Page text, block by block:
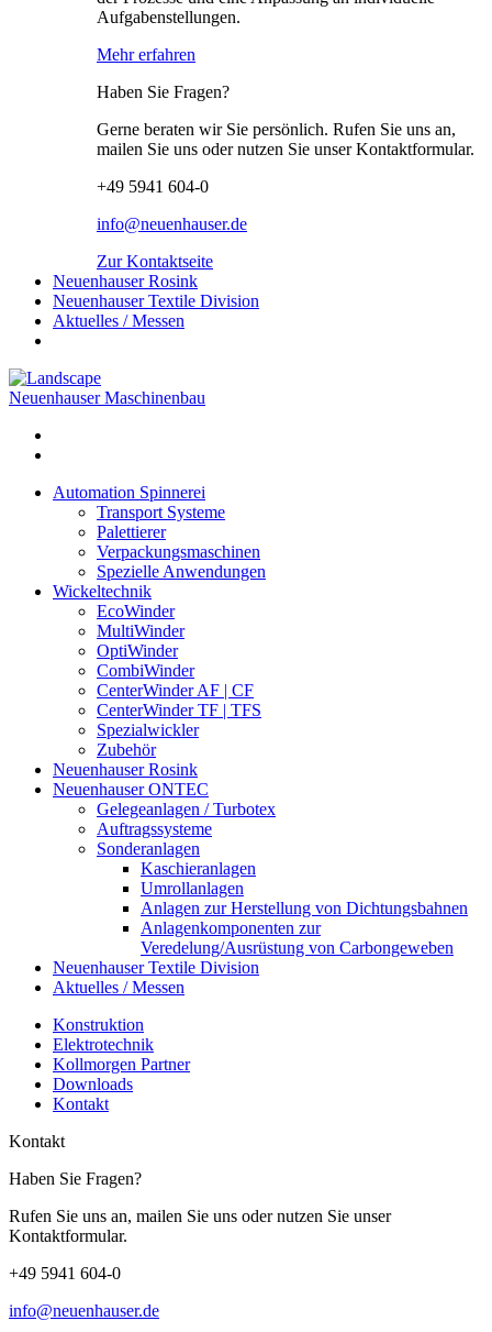
Aufgabenstellungen.
Mehr erfahren
Haben Sie Fragen?
Gerne beraten wir Sie persönlich. Rufen Sie uns an,
mailen Sie uns oder nutzen Sie unser Kontaktformular.
+49 5941 604-0
info@neuenhauser.de
Zur Kontaktseite
Neuenhauser Rosink
Neuenhauser Textile Division
Aktuelles / Messen
Neuenhauser Maschinenbau
Automation Spinnerei
Transport Systeme
Palettierer
Verpackungsmaschinen
Spezielle Anwendungen
Wickeltechnik
EcoWinder
MultiWinder
OptiWinder
CombiWinder
CenterWinder AF | CF
CenterWinder TF | TFS
Spezialwickler
Zubehör
Neuenhauser Rosink
Neuenhauser ONTEC
Gelegeanlagen / Turbotex
Auftragssysteme
Sonderanlagen
Kaschieranlagen
Umrollanlagen
Anlagen zur Herstellung von Dichtungsbahnen
Anlagenkomponenten zur
Veredelung/Ausrüstung von Carbongeweben
Neuenhauser Textile Division
Aktuelles / Messen
Konstruktion
Elektrotechnik
Kollmorgen Partner
Downloads
Kontakt
Kontakt
Haben Sie Fragen?
Rufen Sie uns an, mailen Sie uns oder nutzen Sie unser
Kontaktformular.
+49 5941 604-0
info@neuenhauser.de